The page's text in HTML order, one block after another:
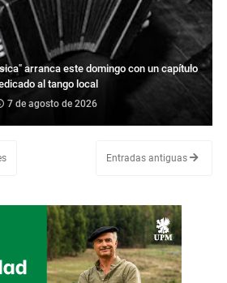
arranca este domingo con un capítulo
al tango local
7 de agosto de 2026
Entradas antiguas